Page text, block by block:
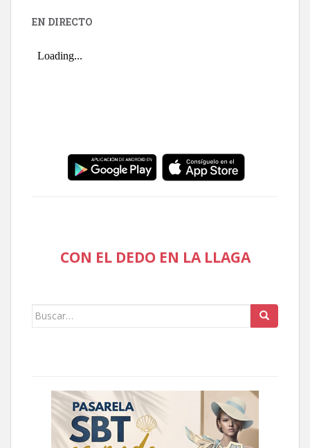
EN DIRECTO
CON EL DEDO EN LA LLAGA
Buscar: